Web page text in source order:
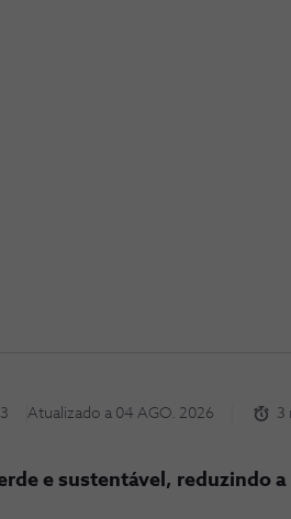
Atualizado a 04 AGO. 2026 3
e sustentável, reduzindo a